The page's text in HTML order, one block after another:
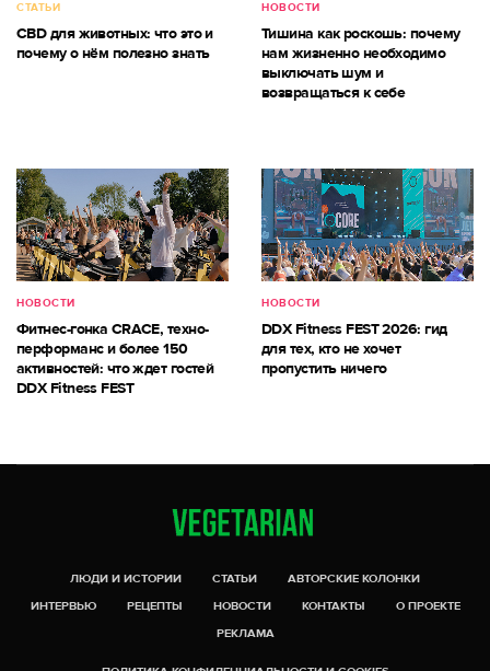
СТАТЬИ
CBD для животных: что это и
почему о нём полезно знать
НОВОСТИ
Тишина как роскошь: почему
нам жизненно необходимо
выключать шум и
возвращаться к себе
НОВОСТИ
Фитнес-гонка CRACE, техно-
перформанс и более 150
активностей: что ждет гостей
DDX Fitness FEST
НОВОСТИ
DDX Fitness FEST 2026: гид
для тех, кто не хочет
пропустить ничего
ЛЮДИ И ИСТОРИИ СТАТЬИ
АВТОРСКИЕ КОЛОНКИ
ИНТЕРВЬЮ
РЕЦЕПТЫ НОВОСТИ КОНТАКТЫ
О ПРОЕКТЕ
РЕКЛАМА